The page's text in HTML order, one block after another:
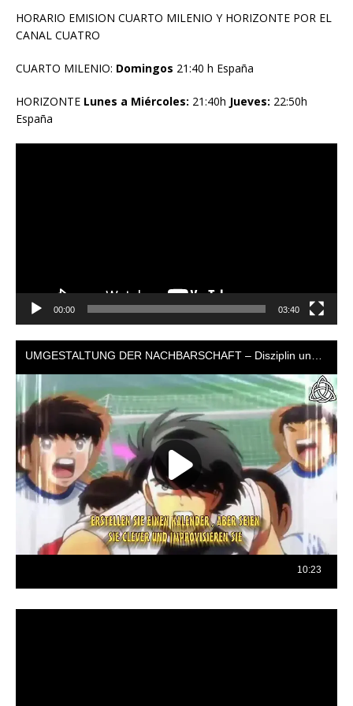
HORARIO EMISION CUARTO MILENIO Y HORIZONTE POR EL
CANAL CUATRO
CUARTO MILENIO: Domingos 21:40 h España
HORIZONTE Lunes a Miércoles: 21:40h Jueves: 22:50h
España
00:00 03:40